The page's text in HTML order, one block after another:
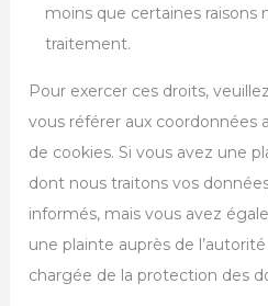
moins que certaines raisons
traitement.
Pour exercer ces droits,
vous référer aux coordonnées
de cookies. Si vous avez une
dont nous traitons vos
informés, mais vous avez
une plainte auprès de
chargée de la protection des